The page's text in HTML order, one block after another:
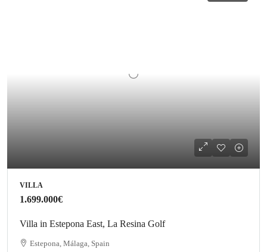
VILLA
1.699.000€
Villa in Estepona East, La Resina Golf
Estepona, Málaga, Spain